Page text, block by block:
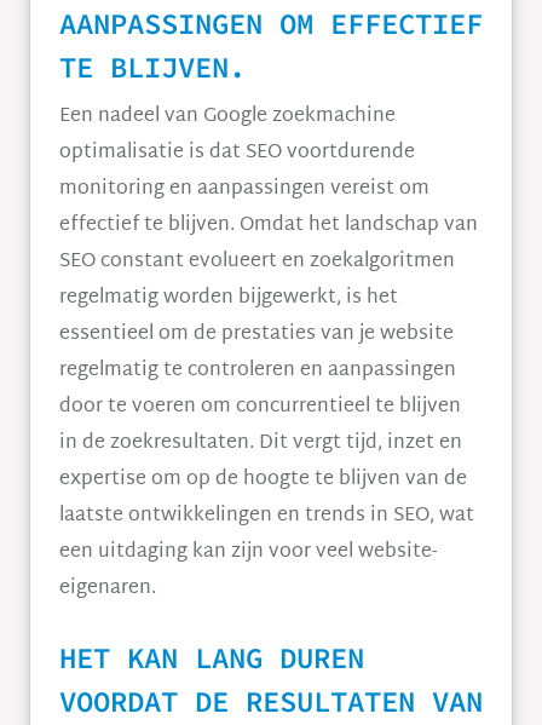
AANPASSINGEN OM EFFECTIEF
TE BLIJVEN.
Een nadeel van Google zoekmachine
optimalisatie is dat SEO voortdurende
monitoring en aanpassingen vereist om
effectief te blijven. Omdat het landschap van
SEO constant evolueert en zoekalgoritmen
regelmatig worden bijgewerkt, is het
essentieel om de prestaties van je website
regelmatig te controleren en aanpassingen
door te voeren om concurrentieel te blijven
in de zoekresultaten. Dit vergt tijd, inzet en
expertise om op de hoogte te blijven van de
laatste ontwikkelingen en trends in SEO, wat
een uitdaging kan zijn voor veel website-
eigenaren.
HET KAN LANG DUREN
VOORDAT DE RESULTATEN VAN